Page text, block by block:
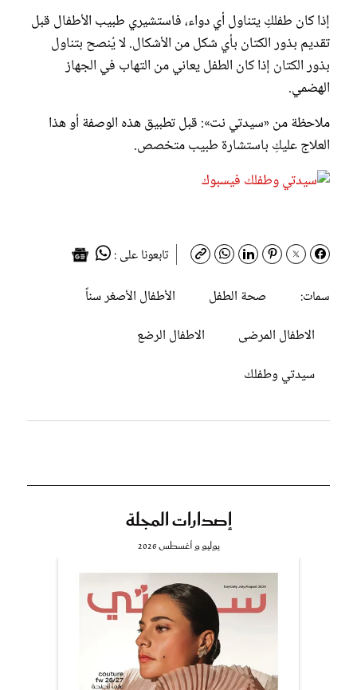
إذا كان طفلكِ يتناول أي دواء، فاستشيري طبيب الأطفال قبل
تقديم بذور الكتان بأي شكل من الأشكال. لا يُنصح بتناول
بذور الكتان إذا كان الطفل يعاني من التهاب في الجهاز
الهضمي.
ملاحظة من «سيدتي نت»: قبل تطبيق هذه الوصفة أو هذا
العلاج عليكِ باستشارة طبيب متخصص.
تابعونا على :
سمات:
صحة الطفل
الأطفال الأصغر سناً
الاطفال المرضى
الاطفال الرضع
سيدتي وطفلك
إصدارات المجلة
يوليو و أغسطس 2026